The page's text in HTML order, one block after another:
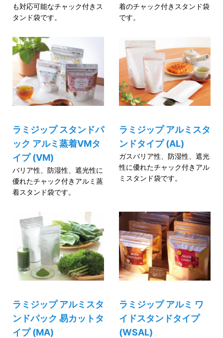
も対応可能なチャック付きス
タンド袋です。
着のチャック付きスタンド袋
です。
ラミジップ スタンドパ
ック アルミ蒸着VMタ
イプ (VM)
バリア性、防湿性、遮光性に
優れたチャック付きアルミ蒸
着スタンド袋です。
ラミジップ アルミスタ
ンドタイプ (AL)
ガスバリア性、防湿性、遮光
性に優れたチャック付きアル
ミスタンド袋です。
ラミジップ アルミスタ
ンドパック 易カットタ
イプ (MA)
ラミジップ アルミ ワ
イドスタンドタイプ
(WSAL)